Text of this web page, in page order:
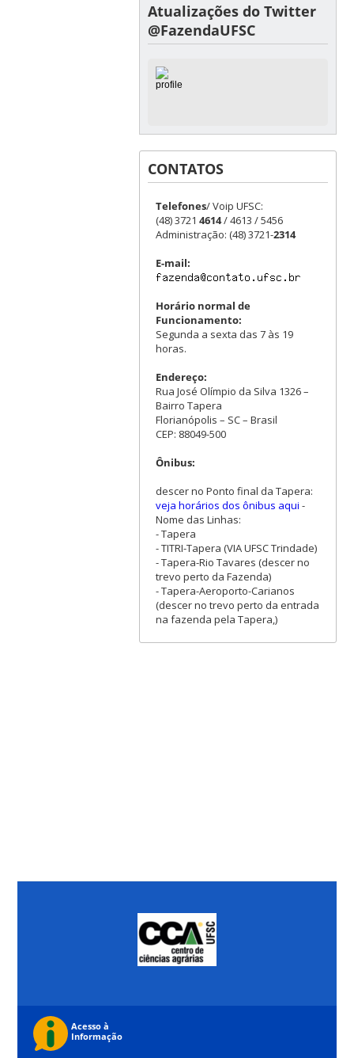
Atualizações do Twitter
@FazendaUFSC
CONTATOS
Telefones/ Voip UFSC:
(48) 3721 4614/ 4613 / 5456
Administração: (48) 3721-2314
E-mail:
Horário normal de
Funcionamento:
Segunda a sexta das 7 às 19
horas.
Endereço:
Rua José Olímpio da Silva 1326 –
Bairro Tapera
Florianópolis – SC – Brasil
CEP: 88049-500
Ônibus:
descer no Ponto final da Tapera:
veja horários dos ônibus aqui -
Nome das Linhas:
- Tapera
- TITRI-Tapera (VIA UFSC Trindade)
- Tapera-Rio Tavares (descer no
trevo perto da Fazenda)
- Tapera-Aeroporto-Carianos
(descer no trevo perto da entrada
na fazenda pela Tapera,)